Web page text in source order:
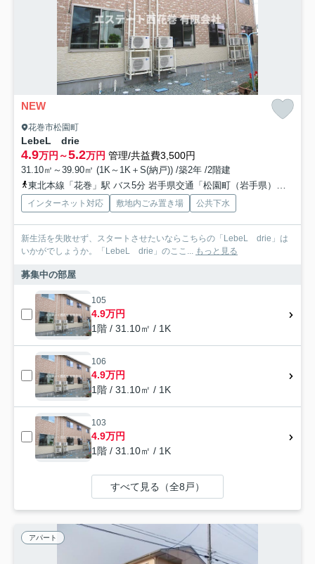
NEW
花巻市松園町
LebeL drie
4.9万円～5.2万円 管理/共益費3,500円
31.10㎡～39.90㎡ (1K～1K＋S(納戸)) /築2年 /2階建
東北本線「花巻」駅 バス5分 岩手県交通「松園町（岩手県）」 停歩3分
インターネット対応 敷地内ごみ置き場 公共下水
新生活を失敗せず、スタートさせたいならこちらの「LebeL drie」は
いかがでしょうか。「LebeL drie」のここ... もっと見る
募集中の部屋
105
4.9万円
1階 / 31.10㎡ / 1K
106
4.9万円
1階 / 31.10㎡ / 1K
103
4.9万円
1階 / 31.10㎡ / 1K
すべて見る（全8戸）
アパート